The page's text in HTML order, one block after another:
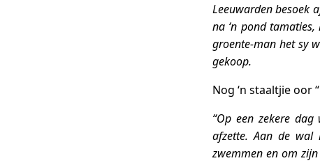
Leeuwarden besoek
na ‘n pond
groente-man het sy
gekoop.
Nog ‘n staaltjie oor
“Op een zekere
afzette. Aan de wal
zwemmen en om